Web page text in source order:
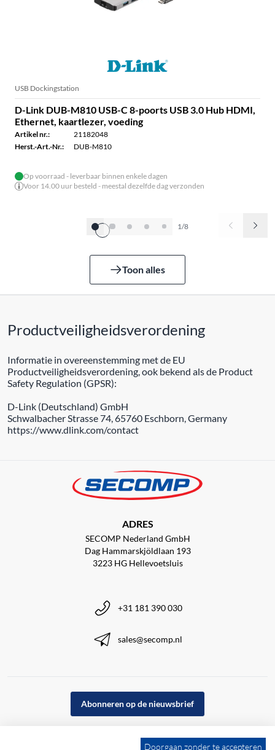
USB Dockingstation
D-Link DUB-M810 USB-C 8-poorts USB 3.0 Hub HDMI,
Ethernet, kaartlezer, voeding
Artikel nr.:
21182048
Herst.-Art.-Nr.:
DUB-M810
Op voorraad - leverbaar binnen enkele dagen
Voor 14.00 uur besteld - meestal dezelfde dag verzonden
1/8
Toon alles
Productveiligheidsverordening
Informatie in overeenstemming met de EU
Productveiligheidsverordening, ook bekend als de Product
Safety Regulation (GPSR):
D-Link (Deutschland) GmbH
Schwalbacher Strasse 74, 65760 Eschborn, Germany
https://www.dlink.com/contact
ADRES
SECOMP Nederland GmbH
Dag Hammarskjöldlaan 193
3223 HG Hellevoetsluis
+31 181 390 030
sales@secomp.nl
Abonneren op de nieuwsbrief
Doorgaan zonder te accepteren